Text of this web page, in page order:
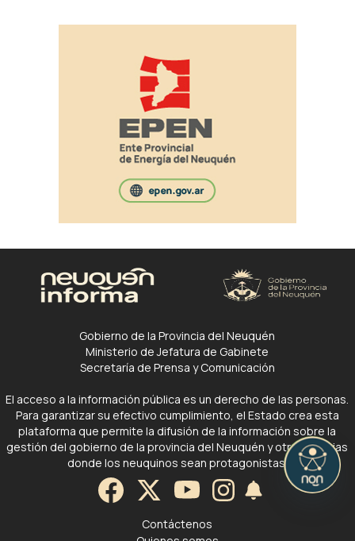
Gobierno de la Provincia del Neuquén
Ministerio de Jefatura de Gabinete
Secretaría de Prensa y Comunicación
El acceso a la información pública es un derecho de las personas.
Para garantizar su efectivo cumplimiento, el Estado crea esta
plataforma que permite la difusión de la información sobre la
gestión del gobierno de la provincia del Neuquén y otras noticias
donde los neuquinos sean protagonistas.
Contáctenos